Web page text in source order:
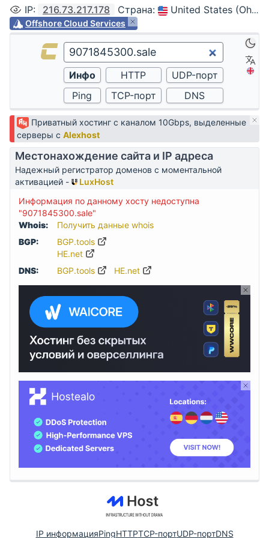
IP: 216.73.217.178 Страна: United States (Ohio, Columbus)
Offshore Cloud Services
Приватный хостинг с каналом 10Gbps, выделенные
серверы с Alexhost
Местонахождение сайта и IP адреса
Надежный регистратор доменов с моментальной
активацией -
LuxHost
Информация по данному хосту недоступна
"9071845300.sale"
Whois:
Получить данные whois
BGP:
BGP.tools
HE.net
DNS:
BGP.tools HE.net
IP информацияPingHTTPTCP-портUDP-портDNS